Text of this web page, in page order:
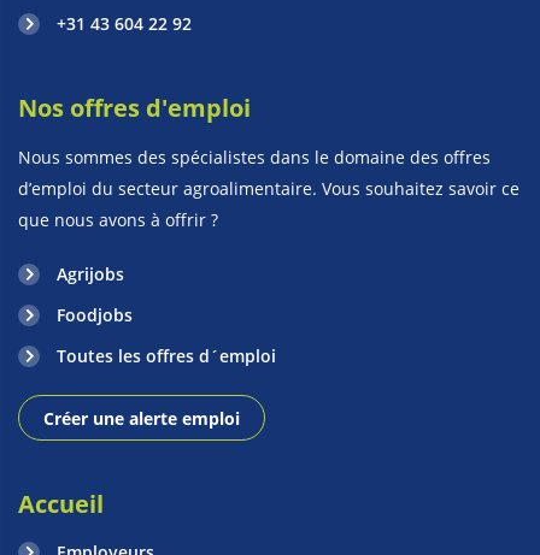
+31 43 604 22 92
Nos offres d'emploi
Nous sommes des spécialistes dans le domaine des offres
d’emploi du secteur agroalimentaire. Vous souhaitez savoir ce
que nous avons à offrir ?
Agrijobs
Foodjobs
Toutes les offres d´emploi
Créer une alerte emploi
Accueil